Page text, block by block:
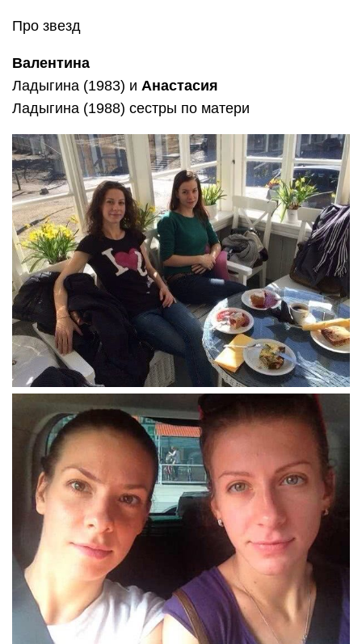
Про звезд
Валентина
Ладыгина (1983) и Анастасия
Ладыгина (1988) сестры по матери